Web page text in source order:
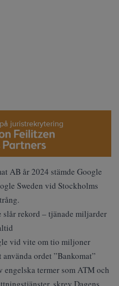
juristrekrytering
AB år 2024 stämde Google
Sweden vid Stockholms
slår rekord – tjänade miljarder
vid vite om tio miljoner
ordet ”Bankomat”
engelska termer som ATM och